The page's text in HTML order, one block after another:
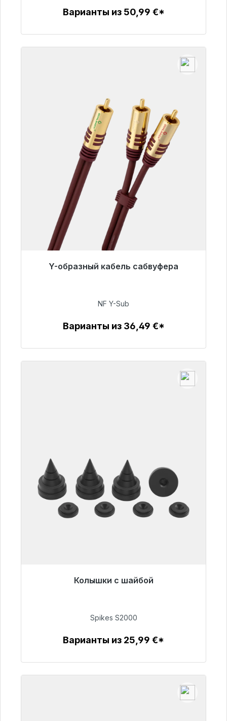
Варианты из 50,99 €*
Y-образный кабель сабвуфера
Готовы к немедленной отправке, срок
50,99 €
NF Y-Sub
Варианты из 36,49 €*
Колышки с шайбой
Готовы к немедленной отправке, срок
51,49 €
Spikes S2000
Варианты из 25,99 €*